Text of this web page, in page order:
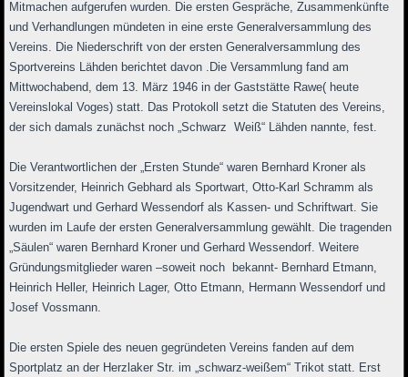
Mitmachen aufgerufen wurden. Die ersten Gespräche, Zusammenkünfte
und Verhandlungen mündeten in eine erste Generalversammlung des
Vereins. Die Niederschrift von der ersten Generalversammlung des
Sportvereins Lähden berichtet davon .Die Versammlung fand am
Mittwochabend, dem 13. März 1946 in der Gaststätte Rawe( heute
Vereinslokal Voges) statt. Das Protokoll setzt die Statuten des Vereins,
der sich damals zunächst noch „Schwarz Weiß“ Lähden nannte, fest.
Die Verantwortlichen der „Ersten Stunde“ waren Bernhard Kroner als
Vorsitzender, Heinrich Gebhard als Sportwart, Otto-Karl Schramm als
Jugendwart und Gerhard Wessendorf als Kassen- und Schriftwart. Sie
wurden im Laufe der ersten Generalversammlung gewählt. Die tragenden
„Säulen“ waren Bernhard Kroner und Gerhard Wessendorf. Weitere
Gründungsmitglieder waren –soweit noch bekannt- Bernhard Etmann,
Heinrich Heller, Heinrich Lager, Otto Etmann, Hermann Wessendorf und
Josef Vossmann.
Die ersten Spiele des neuen gegründeten Vereins fanden auf dem
Sportplatz an der Herzlaker Str. im „schwarz-weißem“ Trikot statt. Erst